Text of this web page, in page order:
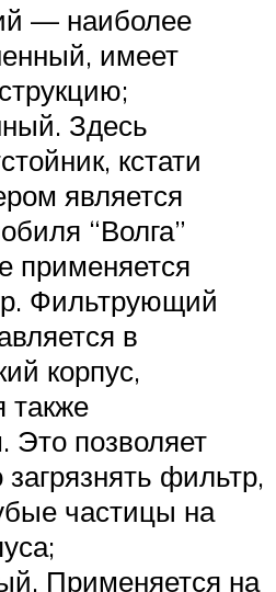
— наиболее
имеет
Здесь
кстати
является
“Волга”
применяется
Фильтрующий
в
корпус,
также
Это позволяет
фильтр,
частицы на
Применяется на